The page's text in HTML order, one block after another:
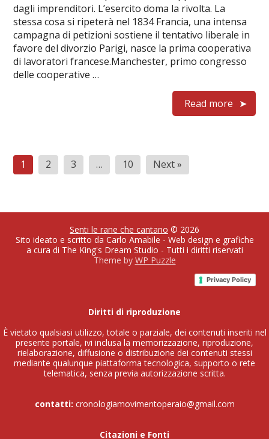
dagli imprenditori. L’esercito doma la rivolta. La
stessa cosa si ripeterà nel 1834 Francia, una intensa
campagna di petizioni sostiene il tentativo liberale in
favore del divorzio Parigi, nasce la prima cooperativa
di lavoratori francese.Manchester, primo congresso
delle cooperative …
Read more
Paginazione
degli
1 2 3 … 10 Next »
Senti le rane che cantano © 2026
Sito ideato e scritto da Carlo Amabile - Web design e grafiche
a cura di The King's Dream Studio - Tutti i diritti riservati
Theme by WP Puzzle
Privacy Policy
Diritti di riproduzione
È vietato qualsiasi utilizzo, totale o parziale, dei contenuti inseriti nel
presente portale, ivi inclusa la memorizzazione, riproduzione,
rielaborazione, diffusione o distribuzione dei contenuti stessi
mediante qualunque piattaforma tecnologica, supporto o rete
telematica, senza previa autorizzazione scritta.
contatti: cronologiamovimentoperaio@gmail.com
Citazioni e Fonti